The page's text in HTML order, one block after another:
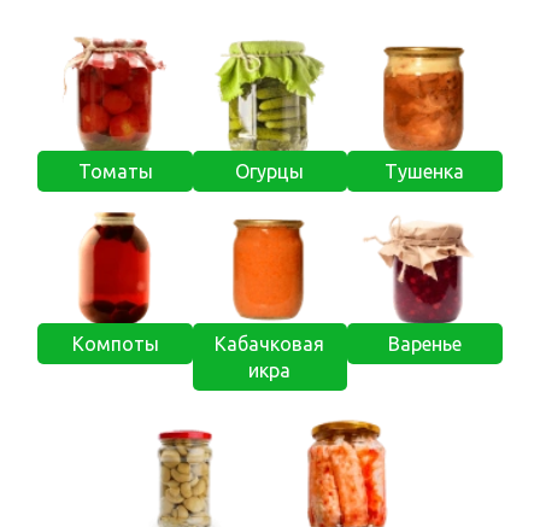
Томаты Огурцы Тушенка
Компоты
Кабачковая
икра
Варенье